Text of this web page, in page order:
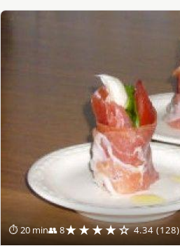
⏱ 20 min👥 8★★★★☆ 4.34 (128)